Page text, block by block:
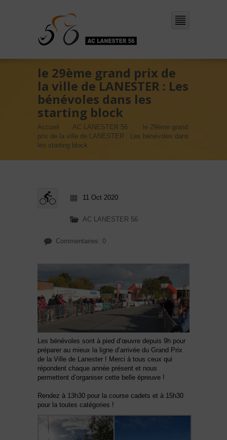
le 29ème grand prix de
la ville de LANESTER : Les
bénévoles dans les
starting block
Accueil AC LANESTER 56
le 29ème grand
prix de la ville de LANESTER : Les bénévoles dans
les starting block
11 Oct 2020
AC LANESTER 56
Commentaires: 0
Les bénévoles sont à pied d’œuvre depuis 9h pour
préparer au mieux la ligne d’arrivée du Grand Prix
de la Ville de Lanester ! Merci à tous ceux qui
répondent chaque année présent et nous
permettent d’organiser cette belle épreuve !
Rendez à 13h30 pour la course cadets et à 15h30
pour la toutes catégories !